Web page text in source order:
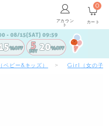
アカウン
ト カート
0
（ベビー&キッズ） Girl （女の子）